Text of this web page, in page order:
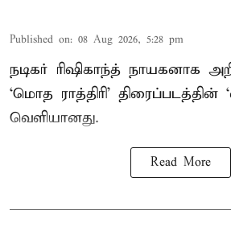
Published on: 08 Aug 2026, 5:28 pm
நடிகர் ரிஷிகாந்த் நாயகனாக
‘மொத ராத்திரி’
வெளியானது.
Read More